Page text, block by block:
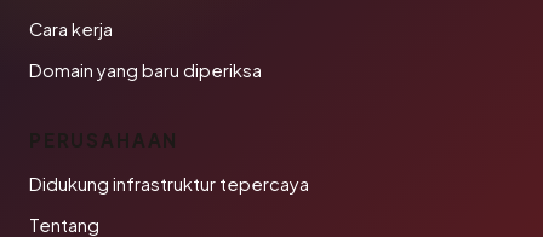
Cara kerja
Domain yang baru diperiksa
PERUSAHAAN
Didukung infrastruktur tepercaya
Tentang